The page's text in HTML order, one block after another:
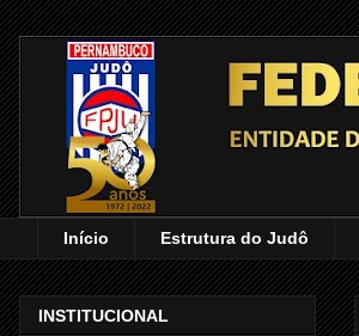
Início Estrutura do Judô
INSTITUCIONAL